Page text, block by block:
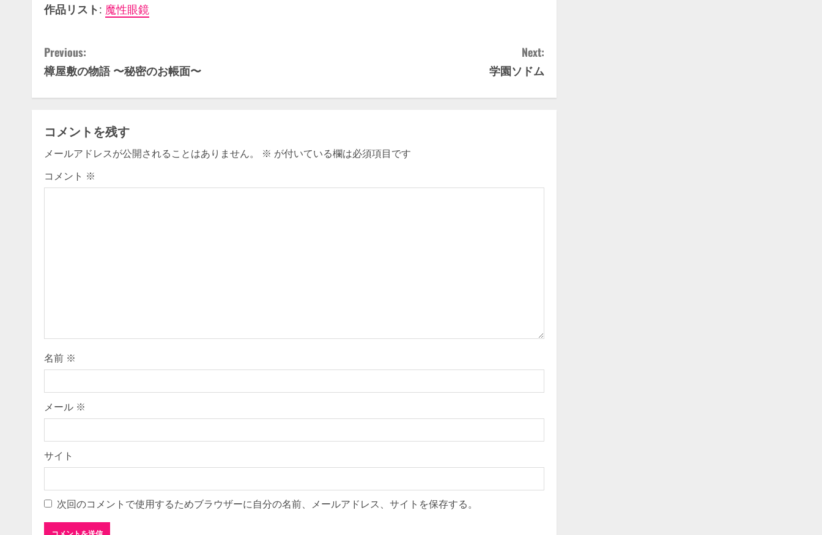
作品リスト: 魔性眼鏡
C
o
n
t
i
n
d
i
n
g
Previous:
樟屋敷の物語 〜秘密のお帳面〜
Next:
学園ソドム
コメントを残す
メールアドレスが公開されることはありません。 ※ が付いている欄は必須項目です
コメント ※
名前 ※
メール ※
サイト
次回のコメントで使用するためブラウザーに自分の名前、メールアドレス、サイトを保存する。